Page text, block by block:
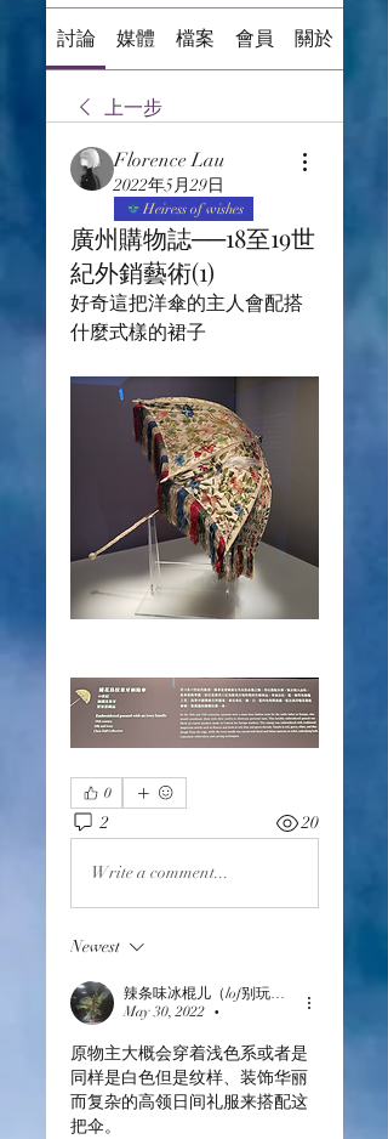
討論 媒體 檔案 會員 關於
上一步
Florence Lau
2022年5月29日
Heiress of wishes
廣州購物誌──18至19世
紀外銷藝術(1)
好奇這把洋傘的主人會配搭
什麼式樣的裙子
0
2 20
Write a comment...
Newest
May 30, 2022
•
原物主大概会穿着浅色系或者是
同样是白色但是纹样、装饰华丽
而复杂的高领日间礼服来搭配这
把伞。